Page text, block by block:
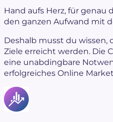
Hand aufs Herz, für genau
den ganzen Aufwand mit
Deshalb musst du wissen,
Ziele erreicht werden. Die
eine unabdingbare
erfolgreiches Online